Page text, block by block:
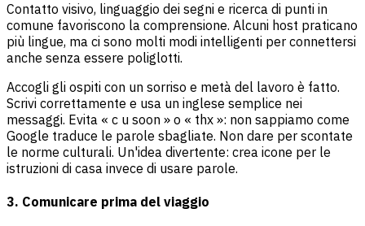
Contatto visivo, linguaggio dei segni e ricerca di punti in
comune favoriscono la comprensione. Alcuni host praticano
più lingue, ma ci sono molti modi intelligenti per connettersi
anche senza essere poliglotti.
Accogli gli ospiti con un sorriso e metà del lavoro è fatto.
Scrivi correttamente e usa un inglese semplice nei
messaggi. Evita « c u soon » o « thx »: non sappiamo come
Google traduce le parole sbagliate. Non dare per scontate
le norme culturali. Un'idea divertente: crea icone per le
istruzioni di casa invece di usare parole.
3. Comunicare prima del viaggio